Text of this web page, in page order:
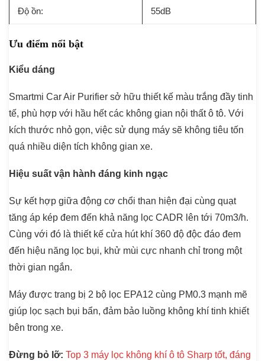
Độ ồn: 55dB
Ưu điểm nổi bật
Kiểu dáng
Smartmi Car Air Purifier sở hữu thiết kế màu trắng đầy tinh
tế, phù hợp với hầu hết các không gian nội thất ô tô. Với
kích thước nhỏ gọn, việc sử dụng máy sẽ không tiêu tốn
quá nhiều diện tích không gian xe.
Hiệu suất vận hành đáng kinh ngạc
Sự kết hợp giữa động cơ chổi than hiện đại cùng quạt
tăng áp kép đem đến khả năng lọc CADR lên tới 70m3/h.
Cùng với đó là thiết kế cửa hút khí 360 độ độc đáo đem
đến hiệu năng lọc bụi, khử mùi cực nhanh chỉ trong một
thời gian ngắn.
Máy được trang bị 2 bộ lọc EPA12 cùng PM0.3 mạnh mẽ
giúp lọc sạch bụi bẩn, đảm bảo luồng không khí tinh khiết
bên trong xe.
Đừng bỏ lỡ: Top 3 máy lọc không khí ô tô Sharp tốt, đáng